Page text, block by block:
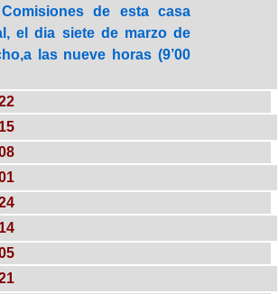
de esta casa
el dia siete de marzo de
las nueve horas (9’00